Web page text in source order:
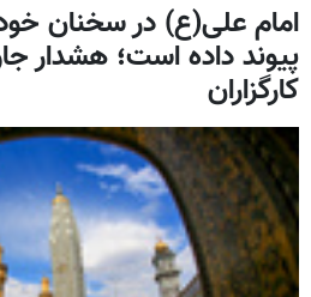
امام علی(ع) در سخنان
پیوند داده است؛ هشدار
کارگزاران